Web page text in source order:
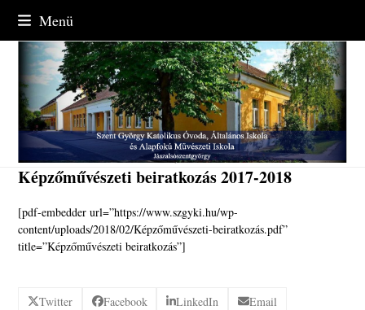
content
Menü
Képzőművészeti beiratkozás 2017-2018
[pdf-embedder url=”https://www.szgyki.hu/wp-
content/uploads/2018/02/Képzőművészeti-beiratkozás.pdf”
title=”Képzőművészeti beiratkozás”]
Twitter Facebook LinkedIn Email